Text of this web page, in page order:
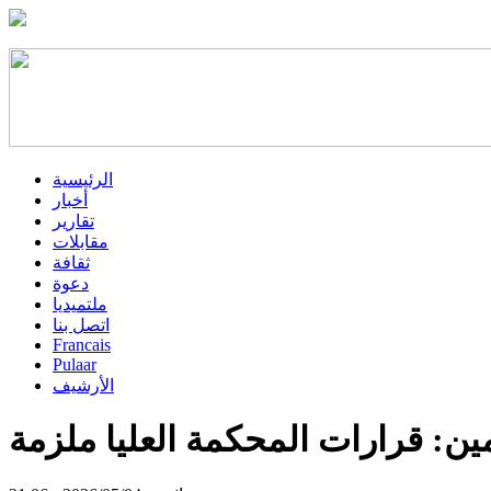
الرئيسية
أخبار
تقارير
مقابلات
ثقافة
دعوة
ملتميديا
اتصل بنا
Francais
Pulaar
الأرشيف
قرارات المحكمة العليا ملزمة